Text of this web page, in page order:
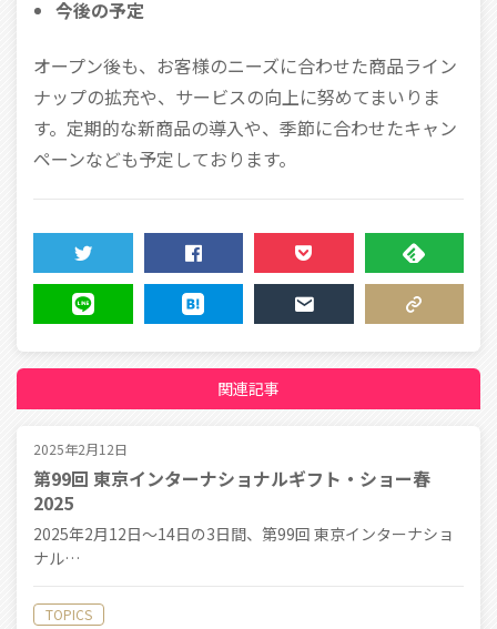
今後の予定
オープン後も、お客様のニーズに合わせた商品ライン
ナップの拡充や、サービスの向上に努めてまいりま
す。定期的な新商品の導入や、季節に合わせたキャン
ペーンなども予定しております。
TWEET SHARE POCKET FEEDLY
関連記事
2025年2月12日
第99回 東京インターナショナルギフト・ショー春
2025
2025年2月12日〜14日の3日間、第99回 東京インターナショ
ナル…
TOPICS